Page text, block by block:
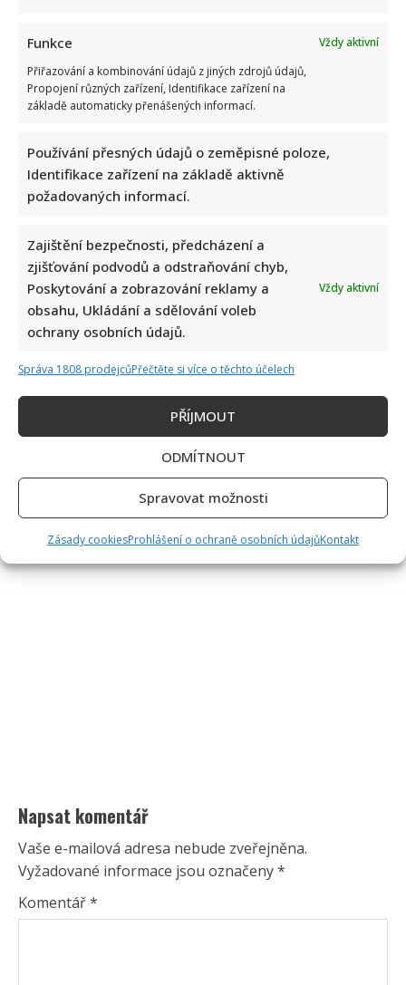
Funkce
Vždy aktivní
Přiřazování a kombinování údajů z jiných zdrojů údajů,
Propojení různých zařízení, Identifikace zařízení na
základě automaticky přenášených informací.
Používání přesných údajů o zeměpisné poloze,
Identifikace zařízení na základě aktivně
požadovaných informací.
Zajištění bezpečnosti, předcházení a
zjišťování podvodů a odstraňování chyb,
Poskytování a zobrazování reklamy a
obsahu, Ukládání a sdělování voleb
ochrany osobních údajů.
Vždy aktivní
Správa 1808 prodejcůPřečtěte si více o těchto účelech
PŘÍJMOUT
ODMÍTNOUT
Spravovat možnosti
Zásady cookiesProhlášení o ochraně osobních údajůKontakt
Napsat komentář
Vaše e-mailová adresa nebude zveřejněna.
Vyžadované informace jsou označeny*
Komentář*